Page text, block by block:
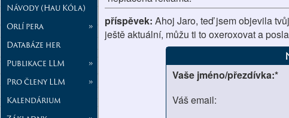
Návody (Hau Kóla)
Orlí pera
»
Databáze her
Publikace LLM
»
Pro členy LLM
»
Kalendárium
příspěvek: Ahoj Jaro, teď jsem objevila
ještě aktuální, můžu ti to oxeroxovat a
Vaše jméno/přezdívka:*
Váš email: